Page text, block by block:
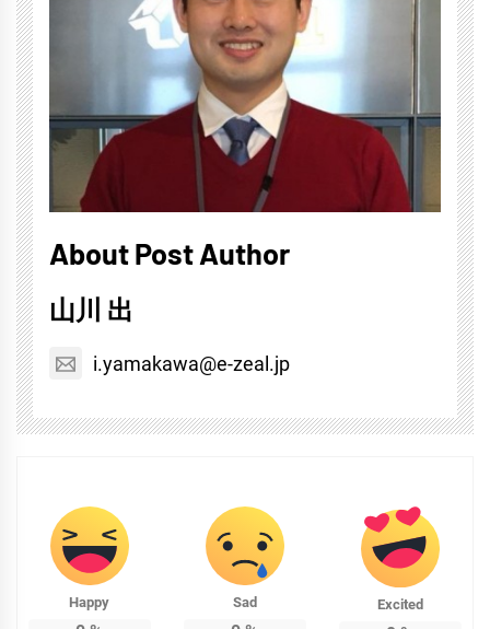
About Post Author
山川 出
i.yamakawa@e-zeal.jp
Happy Sad Excited